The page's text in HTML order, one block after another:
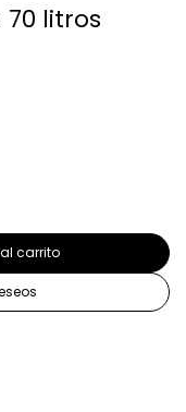
70 litros
carrito